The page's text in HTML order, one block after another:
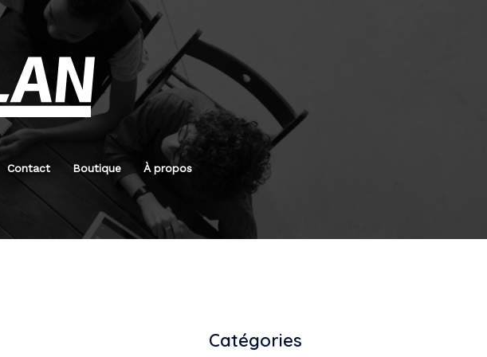
Contact Boutique À propos
Catégories